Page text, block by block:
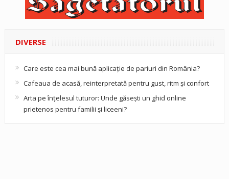
DIVERSE
Care este cea mai bună aplicație de pariuri din România?
Cafeaua de acasă, reinterpretată pentru gust, ritm și confort
Arta pe înțelesul tuturor: Unde găsești un ghid online
prietenos pentru familii și liceeni?